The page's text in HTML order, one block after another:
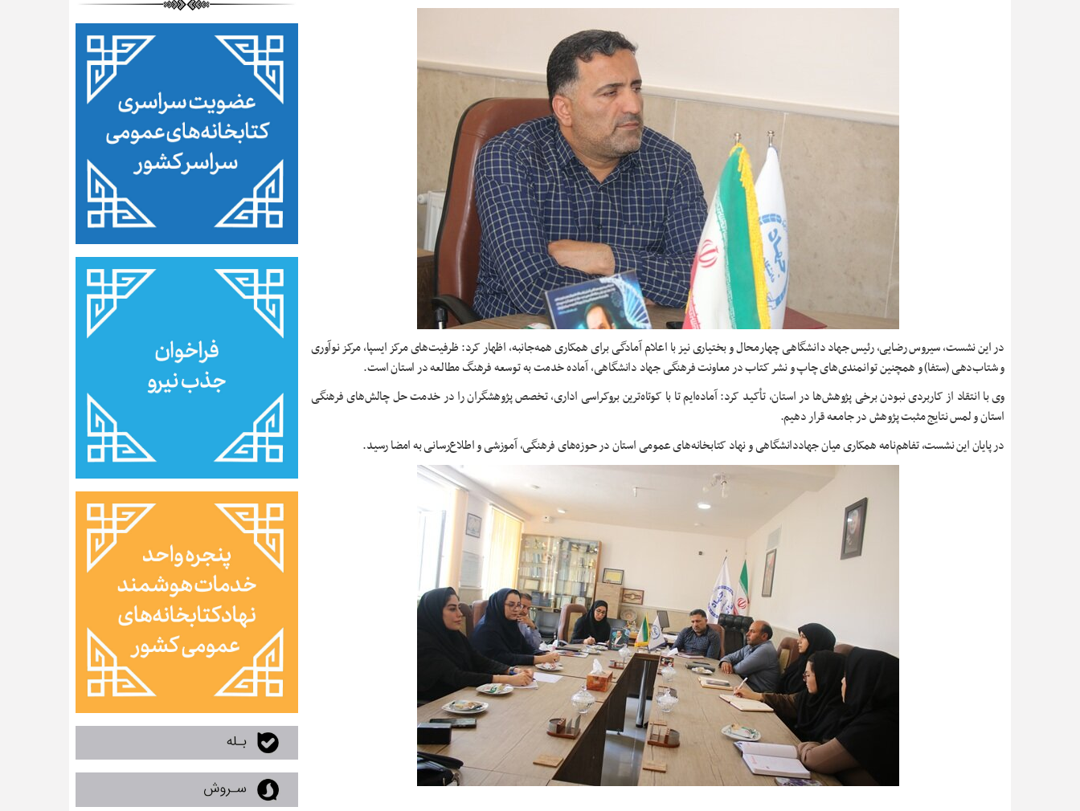
در این نشست، سیروس رضایی، رئیس جهاد دانشگاهی چهارمحال و بختیاری نیز با اعلام آمادگی برای همکاری همه‌جانبه، اظهار کرد: ظرفیت‌های مرکز ایسپا، مرکز نوآوری
و شتاب‌دهی (ستفا) و همچنین توانمندی‌های چاپ و نشر کتاب در معاونت فرهنگی جهاد دانشگاهی، آماده خدمت به توسعه فرهنگ مطالعه در استان است.
وی با انتقاد از کاربردی نبودن برخی پژوهش‌ها در استان، تأکید کرد: آماده‌ایم تا با کوتاه‌ترین بروکراسی اداری، تخصص پژوهشگران را در خدمت حل چالش‌های فرهنگی
استان و لمس نتایج مثبت پژوهش در جامعه قرار دهیم.
در پایان این نشست، تفاهم‌نامه همکاری میان جهاددانشگاهی و نهاد کتابخانه‌های عمومی استان در حوزه‌های فرهنگی، آموزشی و اطلاع‌رسانی به امضا رسید.